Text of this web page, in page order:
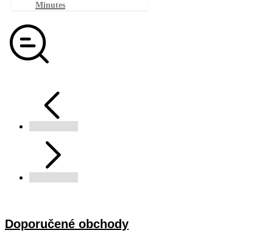
Minutes
Doporučené obchody